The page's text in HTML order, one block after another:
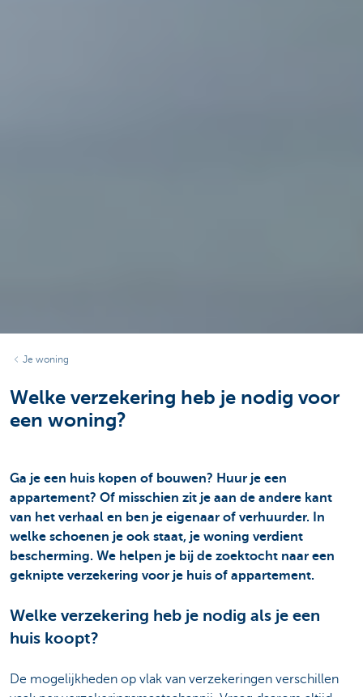
Je woning
Welke verzekering heb je nodig voor
een woning?
Ga je een huis kopen of bouwen? Huur je een
appartement? Of misschien zit je aan de andere kant
van het verhaal en ben je eigenaar of verhuurder. In
welke schoenen je ook staat, je woning verdient
bescherming. We helpen je bij de zoektocht naar een
geknipte verzekering voor je huis of appartement.
Welke verzekering heb je nodig als je een
huis koopt?
De mogelijkheden op vlak van verzekeringen verschillen